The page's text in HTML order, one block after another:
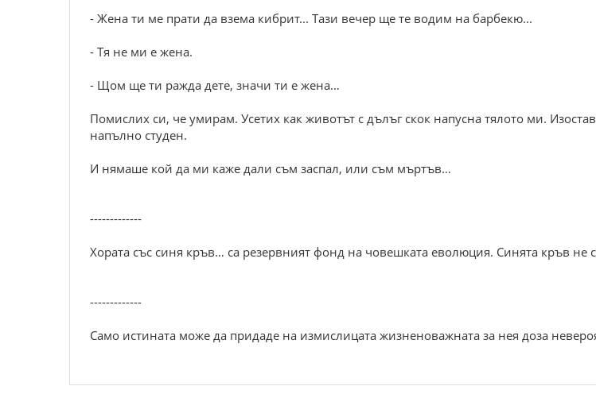
- Жена ти ме прати да взема кибрит... Тази вечер ще те водим на барбекю...
- Тя не ми е жена.
- Щом ще ти ражда дете, значи ти е жена…
Помислих си, че умирам. Усетих как животът с дълъг скок напусна тялото ми.
напълно студен.
И нямаше кой да ми каже дали съм заспал, или съм мъртъв…
-------------
Хората със синя кръв… са резервният фонд на човешката еволюция. Синята кръв не
-------------
Само истината може да придаде на измислицата жизненоважната за нея доза